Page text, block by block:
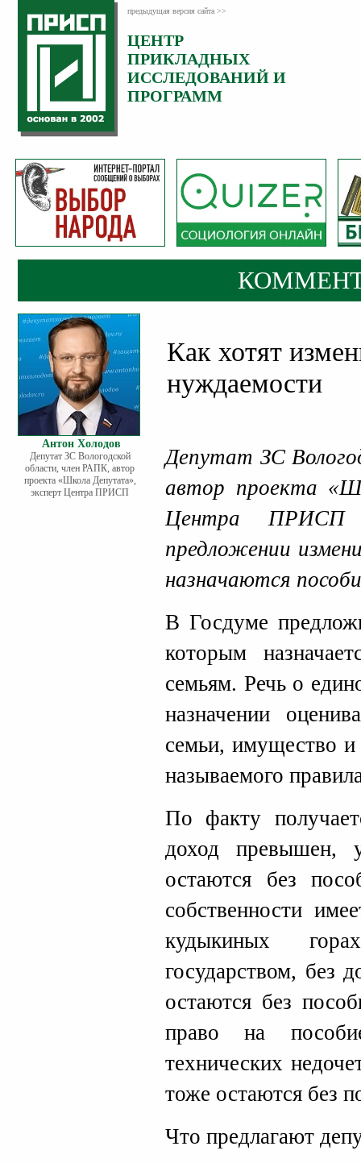
предыдущая версия сайта >>
ЦЕНТР
ПРИКЛАДНЫХ
ИССЛЕДОВАНИЙ И
ПРОГРАММ
Антон Холодов
Депутат ЗС Вологодской
области, член РАПК, автор
проекта «Школа Депутата»,
эксперт Центра ПРИСП
Как хотят
нуждаемости
Депутат ЗС
автор проекта
Центра
предложении
назначаются
В Госдуме
которым
семьям. Речь о
назначении
семьи, имущество
называемого
По факту
доход превышен,
остаются без
собственности
кудыкиных
государством, без
остаются без
право на
технических
тоже остаются без
Что предлагают
Категория:
Комментарии